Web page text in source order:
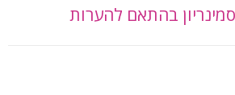
בהתאם להערות